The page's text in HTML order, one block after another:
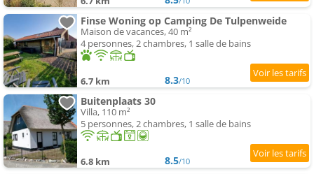
Finse Woning op Camping De Tulpenweide
Maison de vacances, 40 m²
4 personnes, 2 chambres, 1 salle de bains
6.7 km 8.3/10
Buitenplaats 30
Villa, 110 m²
5 personnes, 2 chambres, 1 salle de bains
6.8 km 8.5/10